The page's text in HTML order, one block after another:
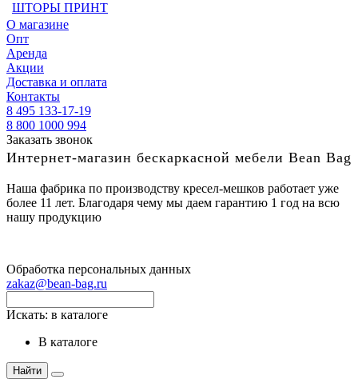
ШТОРЫ ПРИНТ
О магазине
Опт
Аренда
Акции
Доставка и оплата
Контакты
8 495 133-17-19
8 800 1000 994
Заказать звонок
Интернет-магазин бескаркасной мебели Bean Bag
Наша фабрика по производству кресел-мешков работает уже
более 11 лет. Благодаря чему мы даем гарантию 1 год на всю
нашу продукцию
Обработка персональных данных
zakaz@bean-bag.ru
Искать: в каталоге
в каталоге
Найти